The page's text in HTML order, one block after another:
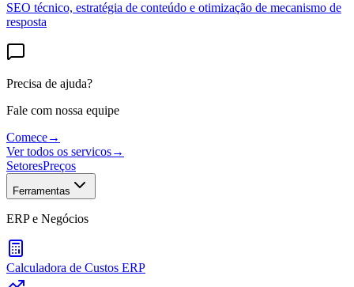
SEO técnico, estratégia de conteúdo e otimização de mecanismo de
resposta
Precisa de ajuda?
Fale com nossa equipe
Comece→
Ver todos os servicos→
SetoresPreços
Ferramentas
ERP e Negócios
Calculadora de Custos ERP